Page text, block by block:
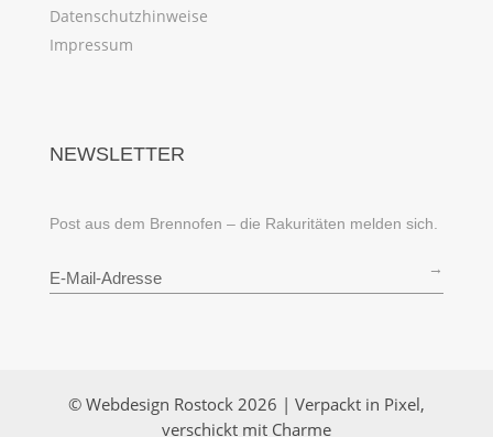
Datenschutzhinweise
Impressum
NEWSLETTER
Post aus dem Brennofen – die Rakuritäten melden sich.
→
© Webdesign Rostock 2026 | Verpackt in Pixel,
verschickt mit Charme